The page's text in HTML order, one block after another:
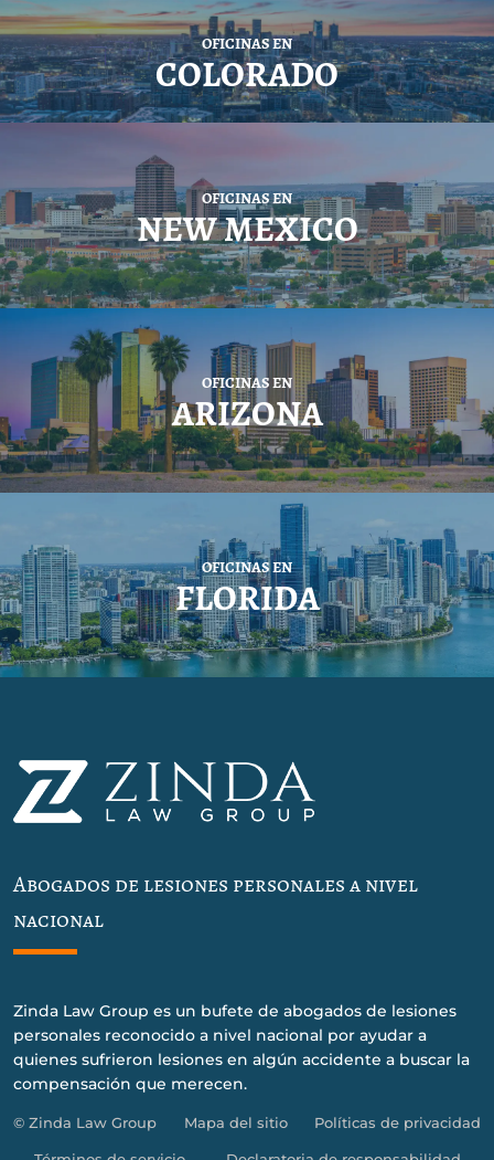
OFICINAS EN
COLORADO
OFICINAS EN
NEW MEXICO
OFICINAS EN
ARIZONA
OFICINAS EN
FLORIDA
Abogados de lesiones personales a nivel
nacional
Zinda Law Group es un bufete de abogados de lesiones
personales reconocido a nivel nacional por ayudar a
quienes sufrieron lesiones en algún accidente a buscar la
compensación que merecen.
© Zinda Law Group Mapa del sitio Políticas de privacidad